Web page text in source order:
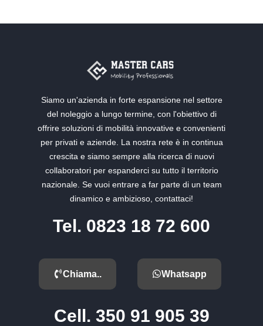
Siamo un'azienda in forte espansione nel settore
del noleggio a lungo termine, con l'obiettivo di
offrire soluzioni di mobilità innovative e convenienti
per privati e aziende. La nostra rete è in continua
crescita e siamo sempre alla ricerca di nuovi
collaboratori per espanderci su tutto il territorio
nazionale. Se vuoi entrare a far parte di un team
dinamico e ambizioso, contattaci!
Tel. 0823 18 72 600
Chiama.. Whatsapp
Cell. 350 91 905 39